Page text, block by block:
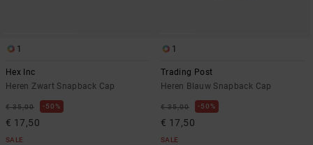
1
Hex Inc
Heren Zwart Snapback Cap
€ 35,00 50%
€ 17,50
SALE
1
Trading Post
Heren Blauw Snapback Cap
€ 35,00 50%
€ 17,50
SALE